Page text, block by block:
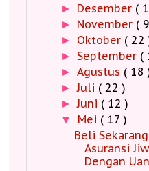
► Desember (
► November (
► Oktober ( 22
► September (
► Agustus ( 18
►Juli ( 22 )
►Juni ( 12 )
▼ Mei ( 17 )
Beli
Asuransi
Dengan